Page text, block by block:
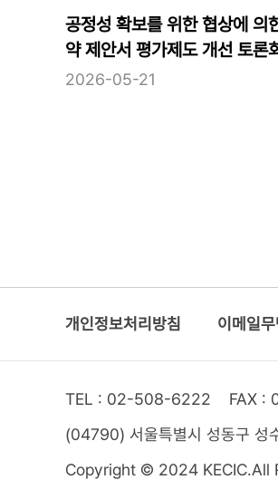
공정성 확보를 위한 협상에 의
약 제안서 평가제도 개선 토론
최 논의
2026-05-21
개인정보처리방침 이메일
TEL : 02-508-6222
FAX :
(04790) 서울특별시 성동구 성
Copyright © 2024 KECIC.All